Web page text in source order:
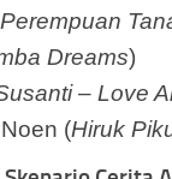
Perempuan
Dreams)
– Love
(Hiruk